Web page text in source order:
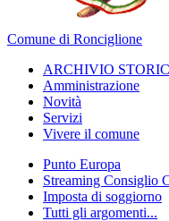
Comune di Ronciglione
ARCHIVIO
Amministrazione
Novità
Servizi
Vivere il comune
Punto Europa
Streaming Consiglio
Imposta di soggiorno
Tutti gli argomenti...